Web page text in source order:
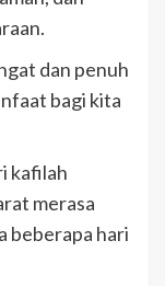
dan penuh
bagi kita
kafilah
merasa
beberapa hari